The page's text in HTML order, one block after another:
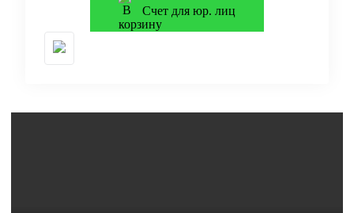
Счет для юр. лиц